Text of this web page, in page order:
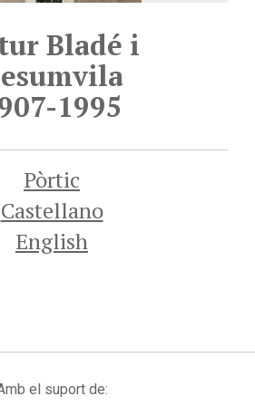
Bladé i
1995
Pòrtic
Castellano
English
el suport de: